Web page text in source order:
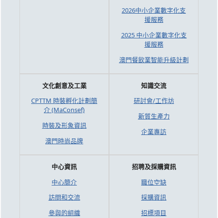
2026中小企業數字化支
援服務
2025 中小企業數字化支
援服務
澳門餐飲業智能升級計劃
文化創意及工業
CPTTM 時裝孵化計劃簡
介 (MaConsef)
時裝及形象資訊
澳門時尚品牌
知識交流
研討會/工作坊
新質生產力
企業專訪
中心資訊
中心簡介
訪問和交流
參與的組織
招聘及採購資訊
職位空缺
採購資訊
招標項目